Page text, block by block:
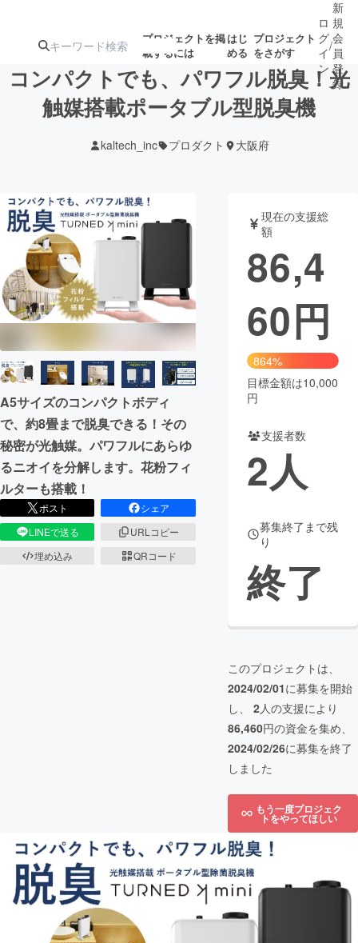
プロジェクトを掲
載するには
はじ
める
プロジェクト
をさがす
ターン
注目の新着プロ
ジェクト
募集終了が近いプ
ロジェクト
アート・写真 音楽
テクノロジー・ガジェット ゲーム・
映像・映画 書籍・雑誌
ビジネス・起業 チャレンジ
まちづくり・地域活性化
CAMPFIRE for Social Good
CAMPFIRE Creation
CAMPFIREふるさと納税 machi-ya コミュニティ
ロ
グ
イ
ン
/
新
規
会
員
登
録
コンパクトでも、パワフル脱臭！光
触媒搭載ポータブル型脱臭機
kaltech_inc プロダクト 大阪府
A5サイズのコンパクトボディ
で、約8畳まで脱臭できる！その
秘密が光触媒。パワフルにあらゆ
るニオイを分解します。花粉フィ
ルターも搭載！
ポスト
シェア
LINEで送る
URLコピー
埋め込み
QRコード
現在の支援総
額
86,4
60円
864%
目標金額は10,000
円
支援者数
2人
募集終了まで残
り
終了
このプロジェクトは、
2024/02/01に募集を開始
し、 2人の支援により
86,460円の資金を集め、
2024/02/26に募集を終了
しました
もう一度プロジェク
トをやってほしい